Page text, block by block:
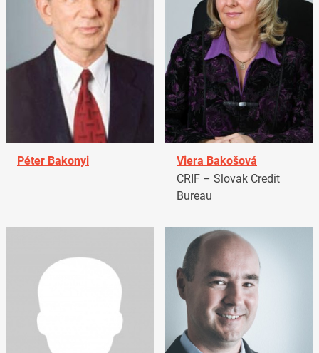
Péter Bakonyi
Viera Bakošová
CRIF – Slovak Credit
Bureau